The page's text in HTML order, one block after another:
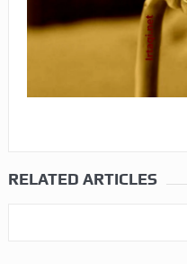
RELATED ARTICLES